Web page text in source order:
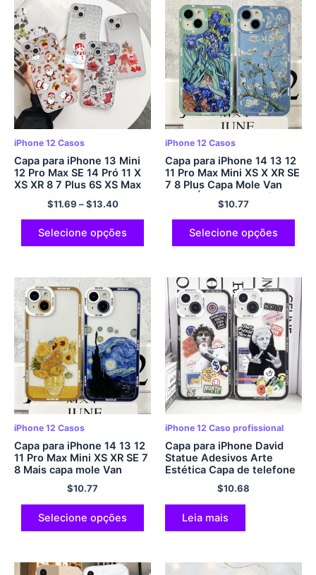
iPhone 12 Casos
Capa para iPhone 13 Mini
12 Pro Max SE 14 Pró 11 X
XS XR 8 7 Plus 6S XS Max
13Pro Max Silicone Boneco
de neve feliz Natal
$11.69 –$13.40
Selecione opções
iPhone 12 Casos
Capa para iPhone 14 13 12
11 Pro Max Mini XS X XR SE
7 8 Plus Capa Mole Van
Gogh Óleo Pintura Série
$10.77
Selecione opções
iPhone 12 Casos
Capa para iPhone 14 13 12
11 Pro Max Mini XS XR SE 7
8 Mais capa mole Van
$10.77
Selecione opções
iPhone 12 Caso profissional
Capa para iPhone David
Statue Adesivos Arte
Estética Capa de telefone
$10.68
Leia mais